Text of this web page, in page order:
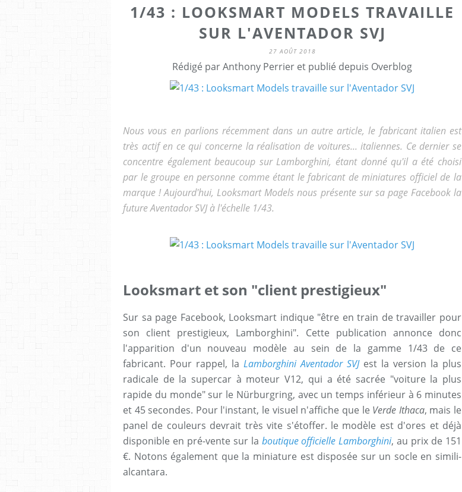
1/43 : LOOKSMART MODELS TRAVAILLE
SUR L'AVENTADOR SVJ
27 AOÛT 2018
Rédigé par Anthony Perrier et publié depuis Overblog
Nous vous en parlions récemment dans un autre article, le fabricant italien est
très actif en ce qui concerne la réalisation de voitures... italiennes. Ce dernier se
concentre également beaucoup sur Lamborghini, étant donné qu'il a été choisi
par le groupe en personne comme étant le fabricant de miniatures officiel de la
marque ! Aujourd'hui, Looksmart Models nous présente sur sa page Facebook la
future Aventador SVJ à l'échelle 1/43.
Looksmart et son "client prestigieux"
Sur sa page Facebook, Looksmart indique "être en train de travailler pour
son client prestigieux, Lamborghini". Cette publication annonce donc
l'apparition d'un nouveau modèle au sein de la gamme 1/43 de ce
fabricant. Pour rappel, la Lamborghini Aventador SVJest la version la plus
radicale de la supercar à moteur V12, qui a été sacrée "voiture la plus
rapide du monde" sur le Nürburgring, avec un temps inférieur à 6 minutes
et 45 secondes. Pour l'instant, le visuel n'affiche que le Verde Ithaca, mais le
panel de couleurs devrait très vite s'étoffer. le modèle est d'ores et déjà
disponible en pré-vente sur la boutique officielle Lamborghini, au prix de 151
€. Notons également que la miniature est disposée sur un socle en simili-
alcantara.